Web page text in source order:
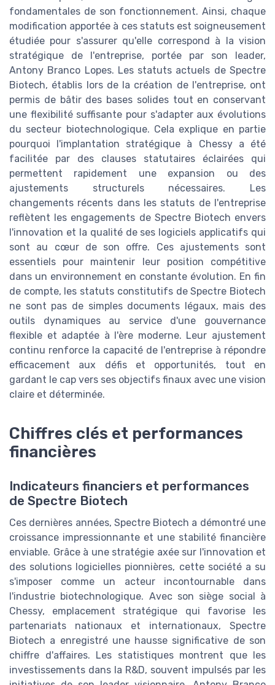
fondamentales de son fonctionnement. Ainsi, chaque
modification apportée à ces statuts est soigneusement
étudiée pour s'assurer qu'elle correspond à la vision
stratégique de l'entreprise, portée par son leader,
Antony Branco Lopes. Les statuts actuels de Spectre
Biotech, établis lors de la création de l'entreprise, ont
permis de bâtir des bases solides tout en conservant
une flexibilité suffisante pour s'adapter aux évolutions
du secteur biotechnologique. Cela explique en partie
pourquoi l'implantation stratégique à Chessy a été
facilitée par des clauses statutaires éclairées qui
permettent rapidement une expansion ou des
ajustements structurels nécessaires. Les
changements récents dans les statuts de l'entreprise
reflètent les engagements de Spectre Biotech envers
l'innovation et la qualité de ses logiciels applicatifs qui
sont au cœur de son offre. Ces ajustements sont
essentiels pour maintenir leur position compétitive
dans un environnement en constante évolution. En fin
de compte, les statuts constitutifs de Spectre Biotech
ne sont pas de simples documents légaux, mais des
outils dynamiques au service d'une gouvernance
flexible et adaptée à l'ère moderne. Leur ajustement
continu renforce la capacité de l'entreprise à répondre
efficacement aux défis et opportunités, tout en
gardant le cap vers ses objectifs finaux avec une vision
claire et déterminée.
Chiffres clés et performances
financières
Indicateurs financiers et performances
de Spectre Biotech
Ces dernières années, Spectre Biotech a démontré une
croissance impressionnante et une stabilité financière
enviable. Grâce à une stratégie axée sur l'innovation et
des solutions logicielles pionnières, cette société a su
s'imposer comme un acteur incontournable dans
l'industrie biotechnologique. Avec son siège social à
Chessy, emplacement stratégique qui favorise les
partenariats nationaux et internationaux, Spectre
Biotech a enregistré une hausse significative de son
chiffre d'affaires. Les statistiques montrent que les
investissements dans la R&D, souvent impulsés par les